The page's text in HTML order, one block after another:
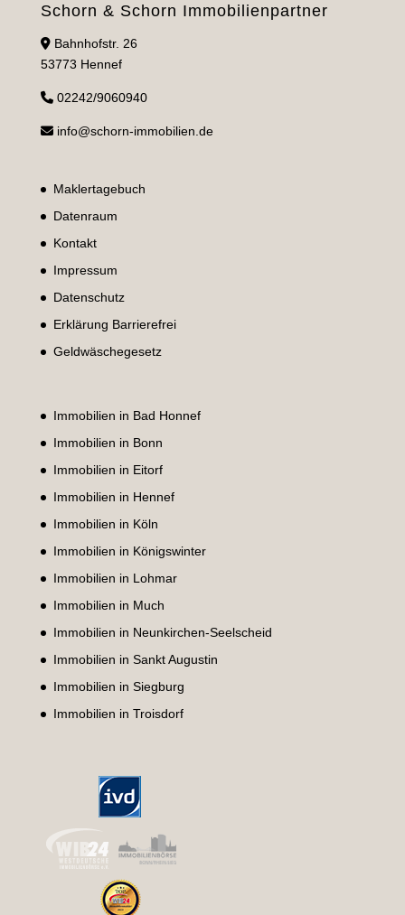
Schorn & Schorn Immobilienpartner
Bahnhofstr. 26
53773 Hennef
02242/9060940
info@schorn-immobilien.de
Maklertagebuch
Datenraum
Kontakt
Impressum
Datenschutz
Erklärung Barrierefrei
Geldwäschegesetz
Immobilien in Bad Honnef
Immobilien in Bonn
Immobilien in Eitorf
Immobilien in Hennef
Immobilien in Köln
Immobilien in Königswinter
Immobilien in Lohmar
Immobilien in Much
Immobilien in Neunkirchen-Seelscheid
Immobilien in Sankt Augustin
Immobilien in Siegburg
Immobilien in Troisdorf